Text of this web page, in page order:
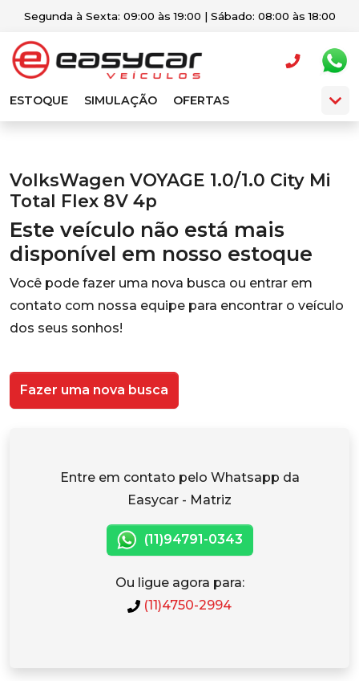
Segunda à Sexta: 09:00 às 19:00 | Sábado: 08:00 às 18:00
ESTOQUE SIMULAÇÃO OFERTAS
VolksWagen VOYAGE 1.0/1.0 City Mi
Total Flex 8V 4p
Este veículo não está mais
disponível em nosso estoque
Você pode fazer uma nova busca ou entrar em
contato com nossa equipe para encontrar o veículo
dos seus sonhos!
Fazer uma nova busca
Entre em contato pelo Whatsapp da
Easycar - Matriz
(11)94791-0343
Ou ligue agora para:
(11)4750-2994